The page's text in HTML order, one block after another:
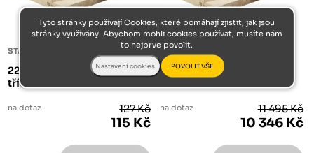
STAVEBNÍ SMRKOVÉ PRKNO
22/140/3600 prkna š.
tříděná sušená
na dotaz 127 Kč
115 Kč
STAVEBNÍ SMRKOVÉ PRKNO
24/140/5000 prkna š.
na dotaz 11 495 Kč
10 346 Kč
Tyto stránky používají Cookies, které pomáhají zjistit, jak jsou
stránky využívány. Abychom mohli cookies používat, musíte nám
to nejprve povolit.